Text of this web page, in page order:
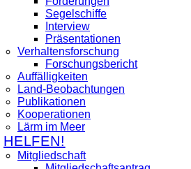
Segelschiffe
Interview
Präsentationen
Verhaltensforschung
Forschungsbericht
Auffälligkeiten
Land-Beobachtungen
Publikationen
Kooperationen
Lärm im Meer
HELFEN!
Mitgliedschaft